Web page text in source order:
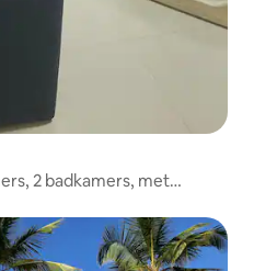
2 badkamers, met